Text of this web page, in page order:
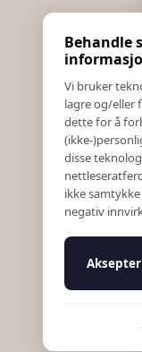
Behandle
Vi bruker
lagre og/eller
dette for å
(ikke-
disse
ikke
negativ
Aksepter
Meld deg
Her
E-post